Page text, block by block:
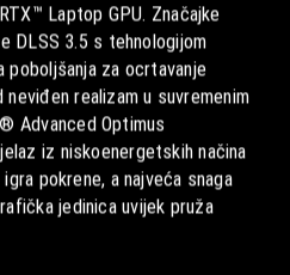
Laptop GPU. Značajke
DLSS 3.5 s tehnologijom
poboljšanja za ocrtavanje
realizam u suvremenim
Advanced Optimus
iz niskoenergetskih načina
pokrene, a najveća snaga
jedinica uvijek pruža